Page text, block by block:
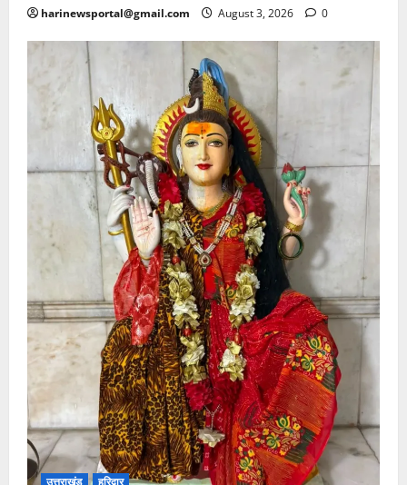
harinewsportal@gmail.com August 3, 2026 0
उत्तराखंड हरिद्वार